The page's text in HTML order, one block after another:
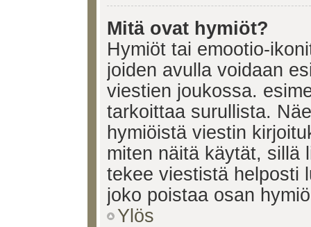
Mitä ovat hymiöt?
Hymiöt tai emootio-
joiden avulla voidaan
viestien joukossa.
tarkoittaa surullista.
hymiöistä viestin
miten näitä käytät, sillä
tekee viestistä helposti
joko poistaa osan
Ylös